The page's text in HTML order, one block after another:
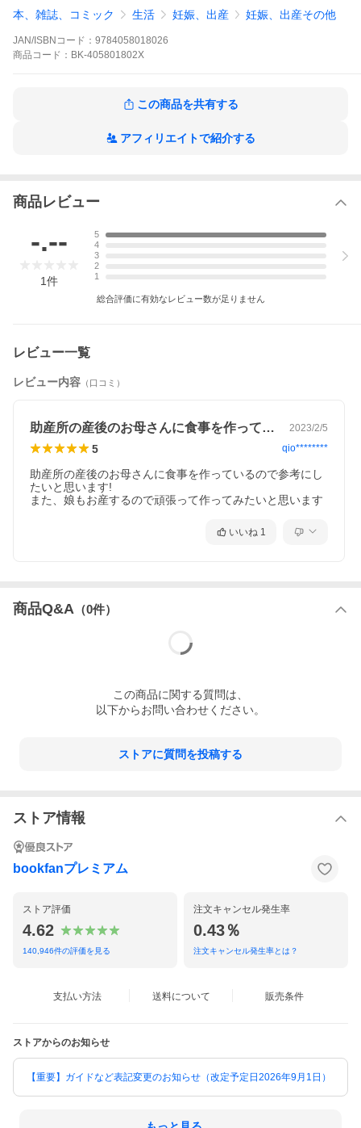
出版社名:
Gakken
産前から産後まで毎日スグ作れる簡単レシピ２８０品。ここが使
いやすい！（１）初期・中期・後期の時期別においしいレシピを
紹介。（２）主食・主菜・副菜にわけて毎日使えるレシピを掲
ラクラク安心。（４）全レシピに塩分、カロリーの数値つき。
（５）妊娠中に起こりやすい不調を改善するレシピも詳しく紹
本、雑誌、コミック 生活 妊娠、出産 妊娠、出産その他
JAN/ISBNコード： 9784058018026
商品 コード： BK-405801802X
この商品を共有する
アフィリエイトで紹介する
商品レビュー
-.--
1件
5
4
3
2
1
総合評価に有効なレビュー数が足りません
レビュー一覧
レビュー内容 （口コミ）
助産所の産後のお母さんに食事を作ってい… 2023/2/5
5 qio********
助産所の産後のお母さんに食事を作っているので参考にし
たいと思います!
また、娘もお産するので頑張って作ってみたいと思います
いいね 1
商品Q&A （0件）
この商品に関する質問は、
以下からお問い合わせください。
ストアに質問を投稿する
ストア情報
bookfanプレミアム
ストア評価
4.62
140,946件の評価を見る
注文キャンセル発生率
0.43％
注文キャンセル発生率とは？
支払い方法 送料について 販売条件
ストアからのお知らせ
【重要】ガイドなど表記変更のお知らせ（改定予定日2026年9月1日）